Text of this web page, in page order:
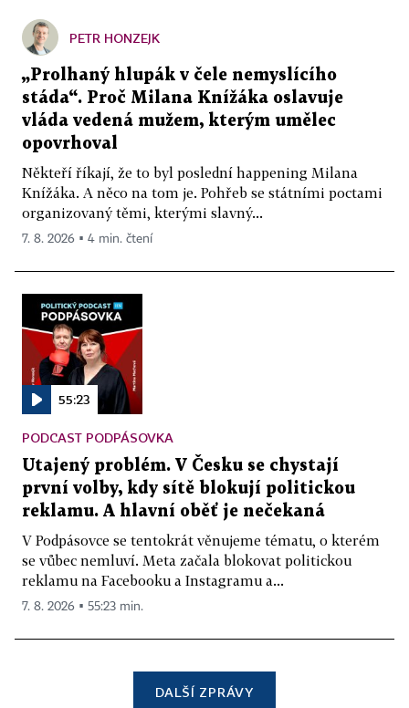
PETR HONZEJK
„Prolhaný hlupák v čele nemyslícího
stáda“. Proč Milana Knížáka oslavuje
vláda vedená mužem, kterým umělec
opovrhoval
Někteří říkají, že to byl poslední happening Milana
Knížáka. A něco na tom je. Pohřeb se státními poctami
organizovaný těmi, kterými slavný...
7. 8. 2026 ▪ 4 min. čtení
55:23
PODCAST PODPÁSOVKA
Utajený problém. V Česku se chystají
první volby, kdy sítě blokují politickou
reklamu. A hlavní oběť je nečekaná
V Podpásovce se tentokrát věnujeme tématu, o kterém
se vůbec nemluví. Meta začala blokovat politickou
reklamu na Facebooku a Instagramu a...
7. 8. 2026 ▪ 55:23 min.
DALŠÍ ZPRÁVY